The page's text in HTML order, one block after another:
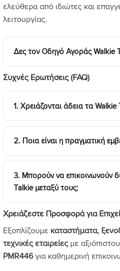
ελεύθερα από ιδιώτες και
λειτουργίας.
Δες τον Οδηγό Αγοράς Walkie
Συχνές Ερωτήσεις (FAQ)
1. Χρειάζονται άδεια τα
2. Ποια είναι η πραγματική
3. Μπορούν να επικοινωνούν
Talkie μεταξύ τους;
Χρειάζεστε Προσφορά για
Εξοπλίζουμε καταστήματα,
τεχνικές εταιρείες με
PMR446για καθημερινή